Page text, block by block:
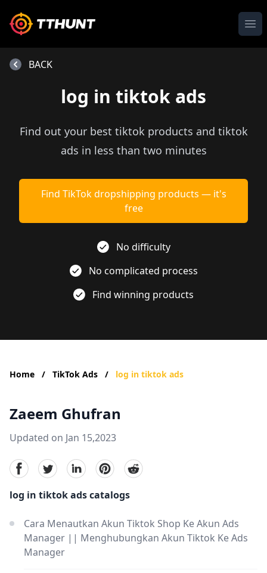
log in tiktok ads
Find out your best tiktok products and tiktok
ads in less than two minutes
Find TikTok dropshipping products — it's
free
No difficulty
No complicated process
Find winning products
BACK
Home / TikTok Ads / log in tiktok ads
Zaeem Ghufran
Updated on Jan 15,2023
facebookTwitterlinkedinpinterest
reddit
log in tiktok ads catalogs
Cara Menautkan Akun Tiktok Shop Ke Akun Ads
Manager || Menghubungkan Akun Tiktok Ke Ads
Manager